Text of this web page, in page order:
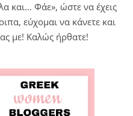
και… Φάε», ώστε να έχεις
εύχομαι να κάνετε και
με! Καλώς ήρθατε!